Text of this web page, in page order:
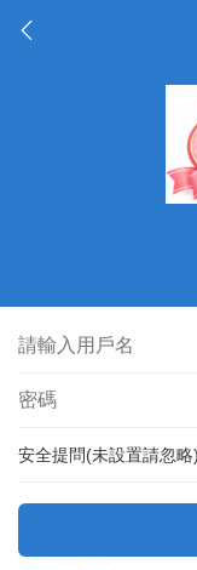
安全提問(未設置請忽略)